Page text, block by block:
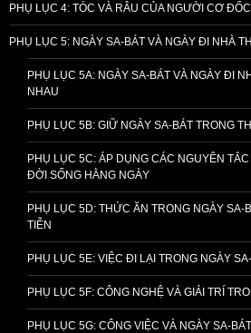
PHỤ LỤC 4: TÓC VÀ RÂU CỦA NGƯỜI CƠ ĐỐC
PHỤ LỤC 5: NGÀY SA-BÁT VÀ NGÀY ĐI NHÀ
PHỤ LỤC 5A: NGÀY SA-BÁT VÀ NGÀY ĐI
NHAU
PHỤ LỤC 5B: GIỮ NGÀY SA-BÁT TRONG
PHỤ LỤC 5C: ÁP DỤNG CÁC NGUYÊN
ĐỜI SỐNG HẰNG NGÀY
PHỤ LỤC 5D: THỨC ĂN TRONG NGÀY
TIỄN
PHỤ LỤC 5E: VIỆC ĐI LẠI TRONG NGÀY
PHỤ LỤC 5F: CÔNG NGHỆ VÀ GIẢI TRÍ
PHỤ LỤC 5G: CÔNG VIỆC VÀ NGÀY SA-